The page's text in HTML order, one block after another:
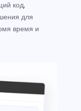
код,
для
время и